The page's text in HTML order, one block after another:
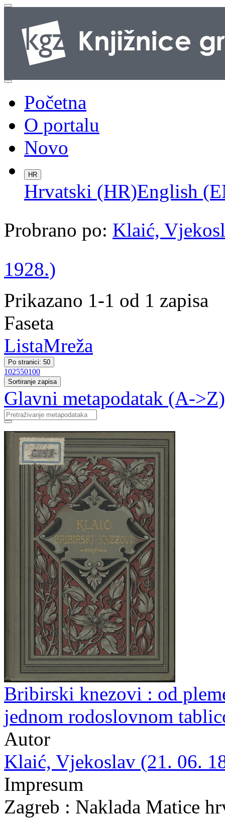
Početna
O portalu
Novo
HR
Hrvatski (HR)English
Probrano po: Klaić,
1928.)
Prikazano 1-1 od 1 zapisa
Faseta
ListaMreža
Po stranici: 50
102550100
Sortiranje zapisa
Glavni metapodatak (A->Z)
Bribirski knezovi : od
jednom rodoslovnom
Autor
Klaić, Vjekoslav (21. 06.
Impresum
Zagreb : Naklada Matice